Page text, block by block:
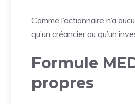
Comme l’actionnaire n’a
qu’un créancier ou qu’un
Formule
propres